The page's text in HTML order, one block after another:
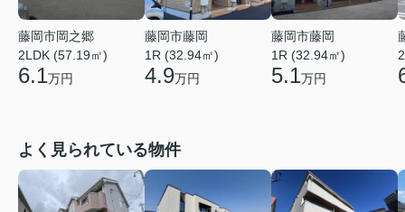
藤岡市岡之郷
2LDK (57.19㎡)
6.1万円
藤岡市藤岡
1R (32.94㎡)
4.9万円
藤岡市藤岡
1R (32.94㎡)
5.1万円
よく見られている物件